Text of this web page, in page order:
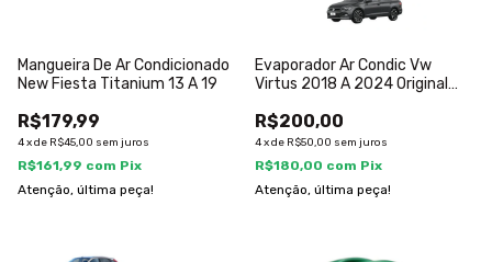
Mangueira De Ar Condicionado
New Fiesta Titanium 13 A 19
R$179,99
4xde R$45,00 sem juros
R$161,99 com Pix
Atenção, última peça!
Evaporador Ar Condic Vw
Virtus 2018 A 2024 Original
R$200,00
4xde R$50,00 sem juros
R$180,00 com Pix
Atenção, última peça!